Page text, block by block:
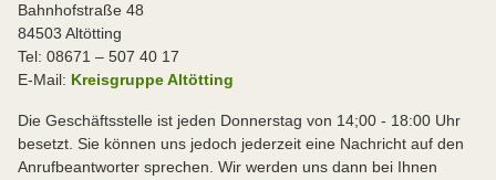
Bahnhofstraße 48
84503 Altötting
Tel: 08671 – 507 40 17
E-Mail: Kreisgruppe Altötting
Die Geschäftsstelle ist jeden Donnerstag von 14;00 - 18:00 Uhr
besetzt. Sie können uns jedoch jederzeit eine Nachricht auf den
Anrufbeantworter sprechen. Wir werden uns dann bei Ihnen